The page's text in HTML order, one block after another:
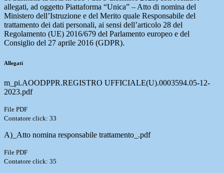
allegati, ad oggetto Piattaforma “Unica” – Atto di nomina del
Ministero dell’Istruzione e del Merito quale Responsabile del
trattamento dei dati personali, ai sensi dell’articolo 28 del
Regolamento (UE) 2016/679 del Parlamento europeo e del
Consiglio del 27 aprile 2016 (GDPR).
Allegati
m_pi.AOODPPR.REGISTRO UFFICIALE(U).0003594.05-12-
2023.pdf
File PDF
Contatore click: 33
A)_Atto nomina responsabile trattamento_.pdf
File PDF
Contatore click: 35